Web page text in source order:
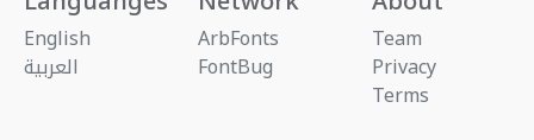
English
العربية
ArbFonts
FontBug
Team
Privacy
Terms